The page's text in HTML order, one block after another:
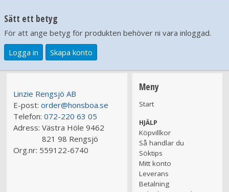
monohydrat 1 mg. Tekniska tillsatser: Cassia gum 3675 mg.
Analytiska beståndsdelar
Protein 8,5 %, fettinnehåll 5,7 %, kolhydrater (NFE) 1 %,
växttråd 0,8 %, mineraler (råaska) 2 % (kalcium 0,25 %, fosfor
0,23 % och magnesium 0,02 %), vatten 82 %, omsättbar
energi 314 kJ/100 g.
Sätt ett betyg
För att ange betyg för produkten behöver ni vara inloggad.
Logga in
Skapa konto
Linzie Rengsjö AB
E-post: order@honsboa.se
Telefon: 072-220 63 05
Adress: Västra Höle 9462
821 98 Rengsjö
Org.nr: 559122-6740
Meny
Start
HJÄLP
Köpvillkor
Så handlar du
Söktips
Mitt konto
Leverans
Betalning